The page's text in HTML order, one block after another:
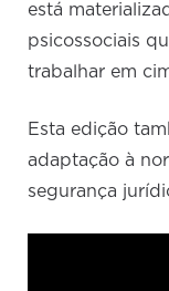
está
psicossociais
trabalhar em
Esta edição
adaptação à
segurança